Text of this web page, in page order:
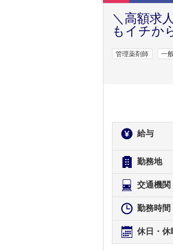
＼高額求
もイチか
管理薬剤師 一
給与
勤務地
交通機関
勤務時間
休日・休